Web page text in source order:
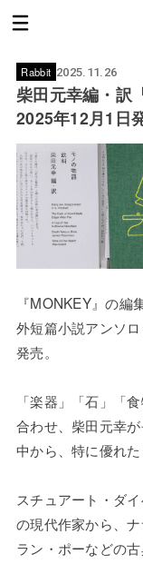
Rabbit 2025.11.26
柴田元幸編・訳
2025年12月1日
『MONKEY』の
外短篇小説アンソ
発売。
「楽器」「石」「
合わせ、柴田元幸
中から、特に優れ
スチュアート・ダ
の現代作家から、
ラン・ポーなどの